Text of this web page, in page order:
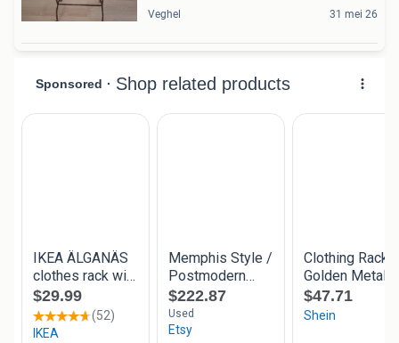
Veghel 31 mei 26